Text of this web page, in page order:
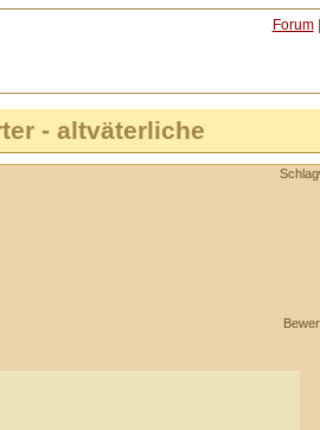
- altväterliche
Forum|